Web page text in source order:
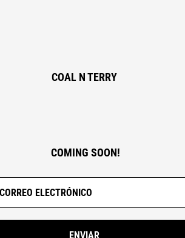
COAL N TERRY
COMING SOON!